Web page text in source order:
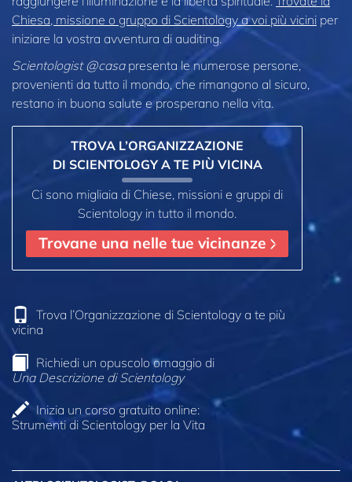
Chiesa, missione o gruppo di Scientology a voi più vicini per
iniziare la vostra avventura di auditing.
Scientologist @casapresenta le numerose persone,
provenienti da tutto il mondo, che rimangono al sicuro,
restano in buona salute e prosperano nella vita.
TROVA L’ORGANIZZAZIONE
DI SCIENTOLOGY A TE PIÙ VICINA
Ci sono migliaia di Chiese, missioni e gruppi di
Scientology in tutto il mondo.
Trovane una nelle tue vicinanze
Trova l’Organizzazione di Scientology a te più
vicina
Richiedi un opuscolo omaggio di
Una Descrizione di Scientology
Inizia un corso gratuito online:
Strumenti di Scientology per la Vita